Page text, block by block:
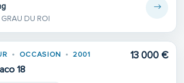
DU ROI
OCCASION 2001
18
13 000 €